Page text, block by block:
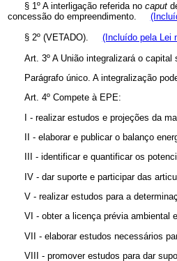
§ 1º A interligação referida no caput
concessão do empreendimento.
§ 2º (VETADO). (Incluído pela Lei
Art. 3º A União integralizará o
Parágrafo único. A integralização
Art. 4º Compete à EPE:
I - realizar estudos e projeções da
II - elaborar e publicar o balanço
III - identificar e quantificar os
IV - dar suporte e participar das
V - realizar estudos para a
VI - obter a licença prévia ambiental
VII - elaborar estudos necessários
VIII - promover estudos para dar